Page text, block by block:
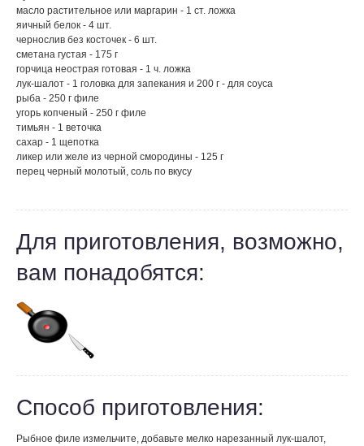
масло растительное или маргарин - 1 ст. ложка
яичный белок - 4 шт.
чернослив без косточек - 6 шт.
сметана густая - 175 г
горчица неострая готовая - 1 ч. ложка
лук-шалот - 1 головка для запекания и 200 г - для соуса
рыба - 250 г филе
угорь копченый - 250 г филе
тимьян - 1 веточка
сахар - 1 щепотка
ликер или желе из черной смородины - 125 г
перец черный молотый, соль по вкусу
Для приготовления, возможно,
вам понадобятся:
Способ приготовления:
Рыбное филе измельчите, добавьте мелко нарезанный лук-шалот,